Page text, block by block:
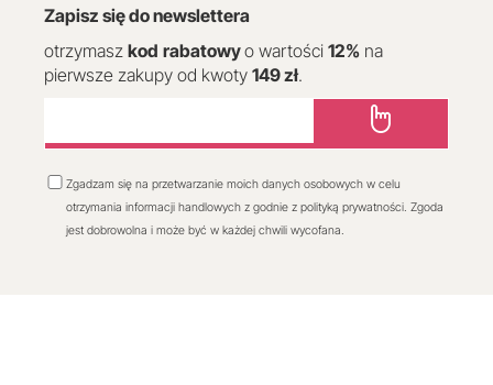
Zapisz się do newslettera
otrzymasz kod rabatowyo wartości 12% na
pierwsze zakupy od kwoty 149 zł.
Zgadzam się na przetwarzanie moich danych osobowych w celu
otrzymania informacji handlowych z godnie z polityką prywatności. Zgoda
jest dobrowolna i może być w każdej chwili wycofana.